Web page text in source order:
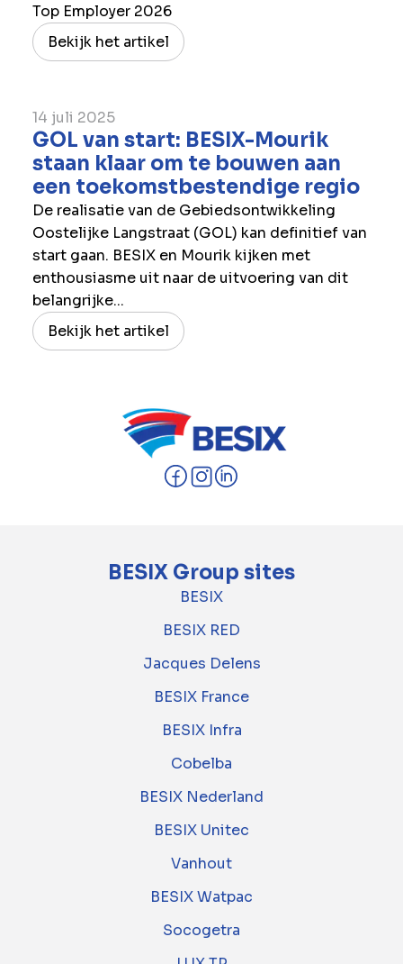
Top Employer 2026
Bekijk het artikel
14 juli 2025
GOL van start: BESIX-Mourik
staan klaar om te bouwen aan
een toekomstbestendige regio
De realisatie van de Gebiedsontwikkeling
Oostelijke Langstraat (GOL) kan definitief van
start gaan. BESIX en Mourik kijken met
enthousiasme uit naar de uitvoering van dit
belangrijke...
Bekijk het artikel
BESIX Group sites
BESIX
BESIX RED
Jacques Delens
BESIX France
BESIX Infra
Cobelba
BESIX Nederland
BESIX Unitec
Vanhout
BESIX Watpac
Socogetra